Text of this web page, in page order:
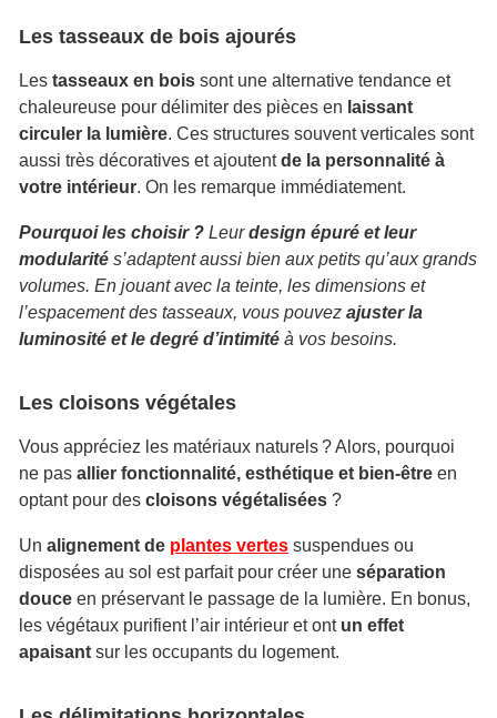
Les tasseaux de bois ajourés
Les tasseaux en bois sont une alternative tendance et
chaleureuse pour délimiter des pièces en laissant
circuler la lumière. Ces structures souvent verticales sont
aussi très décoratives et ajoutentde la personnalité à
votre intérieur. On les remarque immédiatement.
Pourquoi les choisir ? Leurdesign épuré et leur
modularité s’adaptent aussi bien aux petits qu’aux grands
volumes. En jouant avec la teinte, les dimensions et
l’espacement des tasseaux, vous pouvez ajuster la
luminosité et le degré d’intimité à vos besoins.
Les cloisons végétales
Vous appréciez les matériaux naturels ? Alors, pourquoi
ne pas allier fonctionnalité, esthétique et bien-être en
optant pour des cloisons végétalisées ?
Un alignement de plantes vertes suspendues ou
disposées au sol est parfait pour créer une séparation
douce en préservant le passage de la lumière. En bonus,
les végétaux purifient l’air intérieur et ont un effet
apaisant sur les occupants du logement.